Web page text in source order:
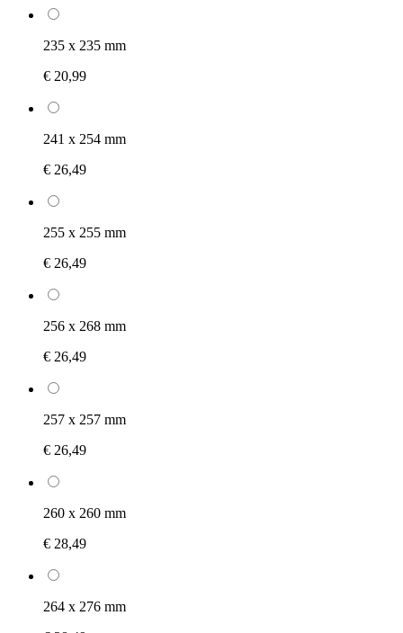
235 x 235 mm
€ 20,99
241 x 254 mm
€ 26,49
255 x 255 mm
€ 26,49
256 x 268 mm
€ 26,49
257 x 257 mm
€ 26,49
260 x 260 mm
€ 28,49
264 x 276 mm